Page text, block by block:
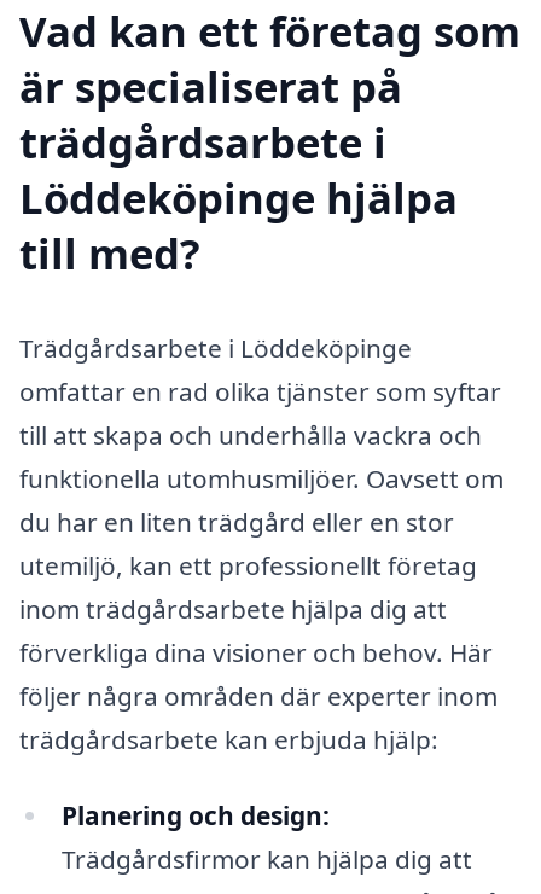
Vad kan ett företag som
är specialiserat på
trädgårdsarbete i
Löddeköpinge hjälpa
till med?
Trädgårdsarbete i Löddeköpinge
omfattar en rad olika tjänster som syftar
till att skapa och underhålla vackra och
funktionella utomhusmiljöer. Oavsett om
du har en liten trädgård eller en stor
utemiljö, kan ett professionellt företag
inom trädgårdsarbete hjälpa dig att
förverkliga dina visioner och behov. Här
följer några områden där experter inom
trädgårdsarbete kan erbjuda hjälp:
Planering och design:
Trädgårdsfirmor kan hjälpa dig att